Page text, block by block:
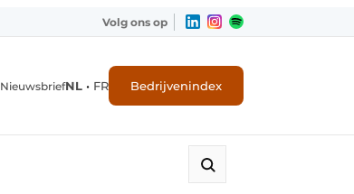
Volg ons op
NieuwsbriefNL • FR Bedrijvenindex